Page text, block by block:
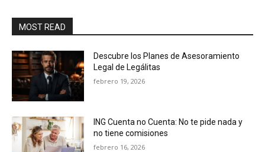
MOST READ
Descubre los Planes de Asesoramiento
Legal de Legálitas
febrero 19, 2026
ING Cuenta no Cuenta: No te pide nada y
no tiene comisiones
febrero 16, 2026